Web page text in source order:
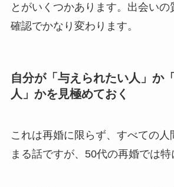
とがいくつかあります。出会い
確認でかなり変わります。
自分が「与えられたい人」か
人」かを見極めておく
これは再婚に限らず、すべての人
まる話ですが、50代の再婚では特